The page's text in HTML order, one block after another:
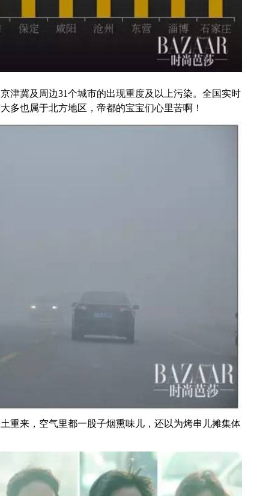
津冀及周边31个城市的出现重度及以上污染。全国实时
多也属于北方地区，帝都的宝宝们心里苦啊！
重来，空气里都一股子烟熏味儿，还以为烤串儿摊集体